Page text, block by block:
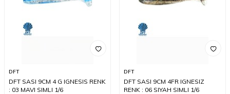
DFT
DFT SASI 9CM 4 G IGNESIS RENK
: 03 MAVI SIMLI 1/6
DFT
DFT SASI 9CM 4FR IGNESIZ
RENK : 06 SIYAH SIMLI 1/6